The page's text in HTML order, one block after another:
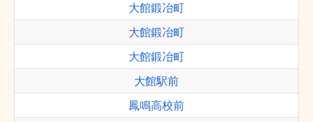
大館鍛冶町
大館鍛冶町
大館鍛冶町
大館駅前
鳳鳴高校前